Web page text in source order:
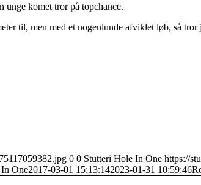
unge komet tror på topchance.
til, men med et nogenlunde afviklet løb, så
0 0 Stutteri Hole In One https://
One2017-03-01 15:13:142023-01-31 10:59:46